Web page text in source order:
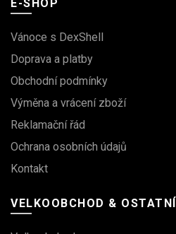
E-SHOP
Vánoce s DexShell
Doprava a platby
Obchodní podmínky
Výměna a vrácení zboží
Reklamační řád
Ochrana osobních údajů
Kontakt
VELKOOBCHOD & OSTATNÍ